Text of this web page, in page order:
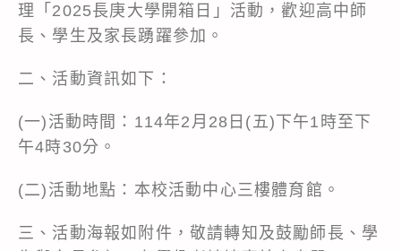
理「2025長庚大學開箱日」活動，歡迎高中師
長、學生及家長踴躍參加。
二、活動資訊如下：
(一)活動時間：114年2月28日(五)下午1時至下
午4時30分。
(二)活動地點：本校活動中心三樓體育館。
三、活動海報如附件，敬請轉知及鼓勵師長、學